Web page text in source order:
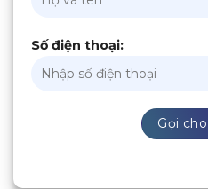
Số điện thoại: